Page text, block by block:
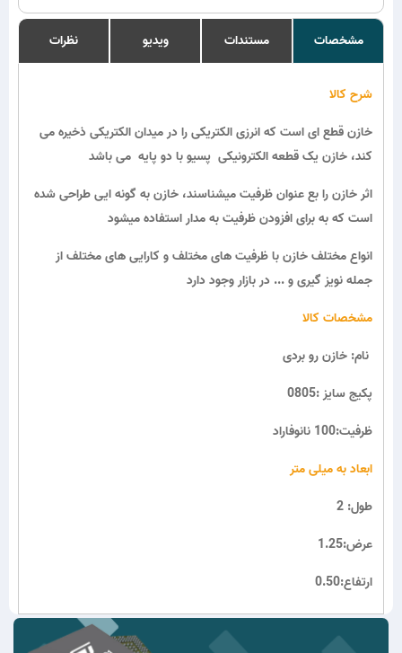
مشخصات مستندات ویدیو نظرات
شرح کالا
خازن قطع ای است که انرزی الکتریکی را در میدان الکتریکی ذخیره می
کند، خازن یک قطعه الکترونیکی پسیو با دو پایه می باشد
اثر خازن را بع عنوان ظرفیت میشناسند، خازن به گونه ایی طراحی شده
است که به برای افزودن ظرفیت به مدار استفاده میشود
انواع مختلف خازن با ظرفیت های مختلف و کارایی های مختلف از
جمله نویز گیری و ... در بازار وجود دارد
مشخصات کالا
پکیج سایز :0805
ظرفیت:100 نانوفاراد
ابعاد به میلی متر
طول: 2
عرض:1.25
ارتفاع:0.50